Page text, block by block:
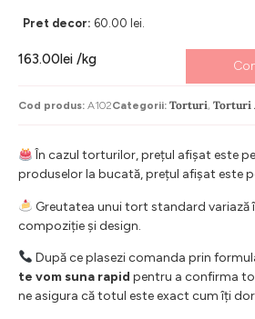
Pret decor: 60.00 lei.
163.00lei /kg
Cod produs: A102Categorii: Torturi, Torturi
În cazul torturilor, prețul afișat este
produselor la bucată, prețul afișat este
Greutatea unui tort standard variază
compoziție și design.
După ce plasezi comanda prin
te vom suna rapid pentru a confirma
ne asigura că totul este exact cum îți